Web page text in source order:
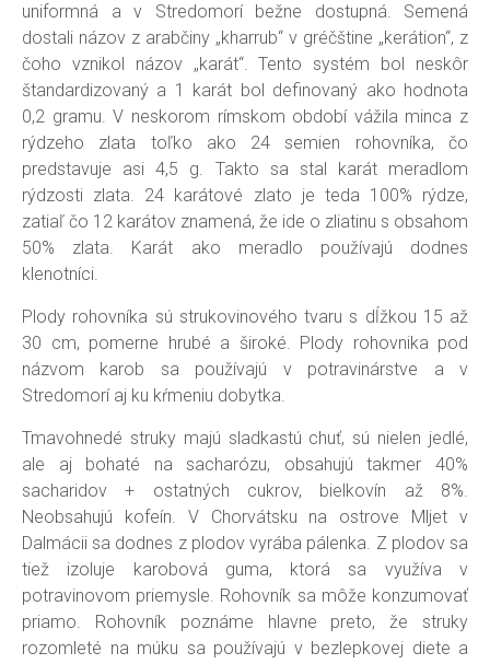
uniformná a v Stredomorí bežne dostupná. Semená
dostali názov z arabčiny „kharrub“ v gréčštine „kerátion“, z
čoho vznikol názov „karát“. Tento systém bol neskôr
štandardizovaný a 1 karát bol definovaný ako hodnota
0,2 gramu. V neskorom rímskom období vážila minca z
rýdzeho zlata toľko ako 24 semien rohovníka, čo
predstavuje asi 4,5 g. Takto sa stal karát meradlom
rýdzosti zlata. 24 karátové zlato je teda 100% rýdze,
zatiaľ čo 12 karátov znamená, že ide o zliatinu s obsahom
50% zlata. Karát ako meradlo používajú dodnes
klenotníci.
Plody rohovníka sú strukovinového tvaru s dĺžkou 15 až
30 cm, pomerne hrubé a široké. Plody rohovnika pod
názvom karob sa používajú v potravinárstve a v
Stredomorí aj ku kŕmeniu dobytka.
Tmavohnedé struky majú sladkastú chuť, sú nielen jedlé,
ale aj bohaté na sacharózu, obsahujú takmer 40%
sacharidov + ostatných cukrov, bielkovín až 8%.
Neobsahujú kofeín. V Chorvátsku na ostrove Mljet v
Dalmácii sa dodnes z plodov vyrába pálenka. Z plodov sa
tiež izoluje karobová guma, ktorá sa využíva v
potravinovom priemysle. Rohovník sa môže konzumovať
priamo. Rohovník poznáme hlavne preto, že struky
rozomleté na múku sa používajú v bezlepkovej diete a